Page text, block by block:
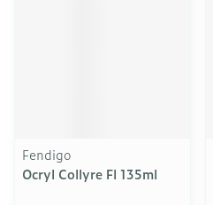
Fendigo
Ocryl Collyre Fl 135ml